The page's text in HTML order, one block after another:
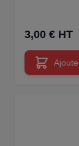
3,00 € HT